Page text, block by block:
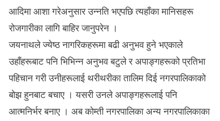
आदिमा आशा गरेअनुसार उन्नति भएपछि त्यहाँका मानिसहरू
रोजगारीका लागि बाहिर जानुपरेन ।
जयनाथले ज्येष्ठ नागरिकहरूमा बढी अनुभव हुने भएकाले
उहाँहरूबाट पनि भिभिन्न अनुभव बटुले र अपाङ्गहरूको प्रतिभा
पहिचान गरी उनीहरूलाई थरीथरीका तालिम दिई नगरपालिकाको
बोझ हुनबाट बचाए । यसरी उनले अपाङ्गहरूलाई पनि
आत्मनिर्भर बनाए । अब कोम्ती नगरपालिका अन्य नगरपालिकाका